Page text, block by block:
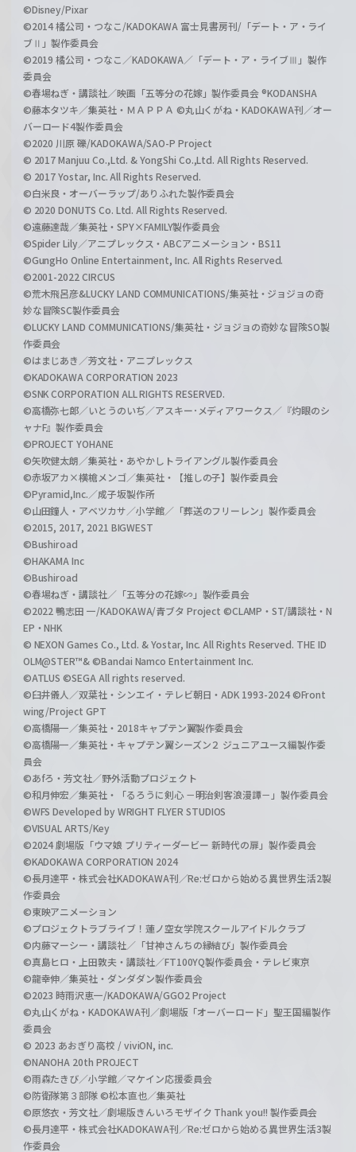
©Disney/Pixar
©2014 橘公司・つなこ/KADOKAWA 富士見書房刊/「デート・ア・ライ
ブⅡ」製作委員会
©2019 橘公司・つなこ／KADOKAWA／「デート・ア・ライブⅢ」製作
委員会
©春場ねぎ・講談社／映画「五等分の花嫁」製作委員会 ®KODANSHA
©藤本タツキ／集英社・ＭＡＰＰＡ ©丸山くがね・KADOKAWA刊／オー
バーロード4製作委員会
©2020 川原 礫/KADOKAWA/SAO-P Project
© 2017 Manjuu Co.,Ltd. & YongShi Co.,Ltd. All Rights Reserved.
© 2017 Yostar, Inc. All Rights Reserved.
©白米良・オーバーラップ/ありふれた製作委員会
© 2020 DONUTS Co. Ltd. All Rights Reserved.
©遠藤達哉／集英社・SPY×FAMILY製作委員会
©Spider Lily／アニプレックス・ABCアニメーション・BS11
©GungHo Online Entertainment, Inc. All Rights Reserved.
©2001-2022 CIRCUS
©荒木飛呂彦&LUCKY LAND COMMUNICATIONS/集英社・ジョジョの奇
妙な冒険SC製作委員会
©LUCKY LAND COMMUNICATIONS/集英社・ジョジョの奇妙な冒険SO製
作委員会
©はまじあき／芳文社・アニプレックス
©KADOKAWA CORPORATION 2023
©SNK CORPORATION ALL RIGHTS RESERVED.
©高橋弥七郎／いとうのいぢ／アスキー･メディアワークス／『灼眼のシ
ャナF』製作委員会
©PROJECT YOHANE
©矢吹健太朗／集英社・あやかしトライアングル製作委員会
©赤坂アカ×横槍メンゴ／集英社・【推しの子】製作委員会
©Pyramid,Inc.／成子坂製作所
©山田鐘人・アベツカサ／小学館／「葬送のフリーレン」製作委員会
©2015, 2017, 2021 BIGWEST
©Bushiroad
©HAKAMA Inc
©Bushiroad
©春場ねぎ・講談社／「五等分の花嫁∽」製作委員会
©2022 鴨志田 一/KADOKAWA/青ブタ Project ©CLAMP・ST/講談社・N
EP・NHK
© NEXON Games Co., Ltd. & Yostar, Inc. All Rights Reserved. THE ID
OLM@STER™& ©Bandai Namco Entertainment Inc.
©ATLUS ©SEGA All rights reserved.
©臼井儀人／双葉社・シンエイ・テレビ朝日・ADK 1993-2024 ©Front
wing/Project GPT
©高橋陽一／集英社・2018キャプテン翼製作委員会
©高橋陽一／集英社・キャプテン翼シーズン２ ジュニアユース編製作委
員会
©あfろ・芳文社／野外活動プロジェクト
©和月伸宏／集英社・「るろうに剣心 －明治剣客浪漫譚－」製作委員会
©WFS Developed by WRIGHT FLYER STUDIOS
©VISUAL ARTS/Key
©2024 劇場版「ウマ娘 プリティーダービー 新時代の扉」製作委員会
©KADOKAWA CORPORATION 2024
©長月達平・株式会社KADOKAWA刊／Re:ゼロから始める異世界生活2製
作委員会
©東映アニメーション
©プロジェクトラブライブ！蓮ノ空女学院スクールアイドルクラブ
©内藤マーシー・講談社／「甘神さんちの縁結び」製作委員会
©真島ヒロ・上田敦夫・講談社／FT100YQ製作委員会・テレビ東京
©龍幸伸／集英社・ダンダダン製作委員会
©2023 時雨沢恵一/KADOKAWA/GGO2 Project
©丸山くがね・KADOKAWA刊／劇場版「オーバーロード」聖王国編製作
委員会
© 2023 あおぎり高校 / viviON, inc.
©NANOHA 20th PROJECT
©雨森たきび／小学館／マケイン応援委員会
©防衛隊第３部隊 ©松本直也／集英社
©原悠衣・芳文社／劇場版きんいろモザイク Thank you!! 製作委員会
©長月達平・株式会社KADOKAWA刊／Re:ゼロから始める異世界生活3製
作委員会